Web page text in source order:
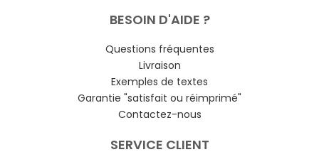
BESOIN D'AIDE ?
Questions fréquentes
Livraison
Exemples de textes
Garantie "satisfait ou réimprimé"
Contactez-nous
SERVICE CLIENT